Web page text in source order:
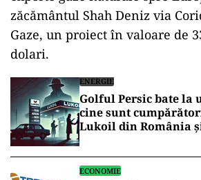
zăcământul Shah Deniz via
Gaze, un proiect în valoare de
dolari.
ENERGIE
Golful Persic bate la
cine sunt
Lukoil din România
ECONOMIE